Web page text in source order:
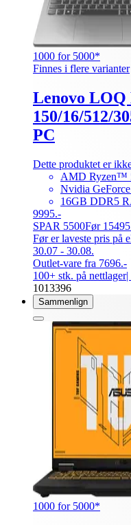
1000 for 5000*
Finnes i flere varianter
Lenovo LOQ
150/16/512/
PC
Dette produktet er
AMD Ryzen™
Nvidia
16GB DDR5
9995.-
SPAR 5500Før
Før er laveste pris på
30.07 - 30.08.
Outlet-vare fra 7696.-
100+ stk. på nettlager|
1013396
Sammenlign
1000 for 5000*